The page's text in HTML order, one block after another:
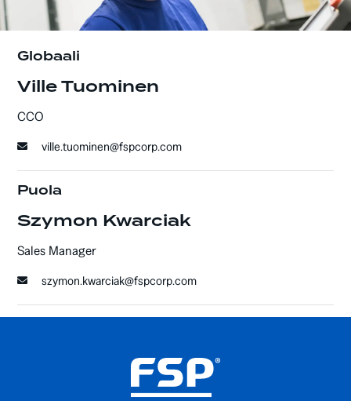
Globaali
Ville Tuominen
CCO
ville.tuominen@fspcorp.com
Puola
Szymon Kwarciak
Sales Manager
szymon.kwarciak@fspcorp.com